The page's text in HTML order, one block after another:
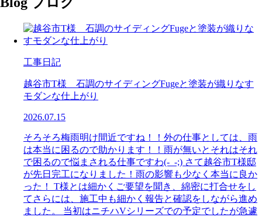
工事日記
越谷市T様 石調のサイディングFugeと塗装が織りなす
モダンな仕上がり
2026.07.15
そろそろ梅雨明け間近ですね！！外の仕事としては、雨
は本当に困るので助かります！！雨が無いとそれはそれ
で困るので悩まされる仕事ですわ(-_-;) さて越谷市T様邸
が先日完工になりました！雨の影響も少なく本当に良か
った！ T様とは細かくご要望を聞き、綿密に打合せをし
てさらには、施工中も細かく報告と確認をしながら進め
ました。 当初はニチハVシリーズでの予定でしたが急遽